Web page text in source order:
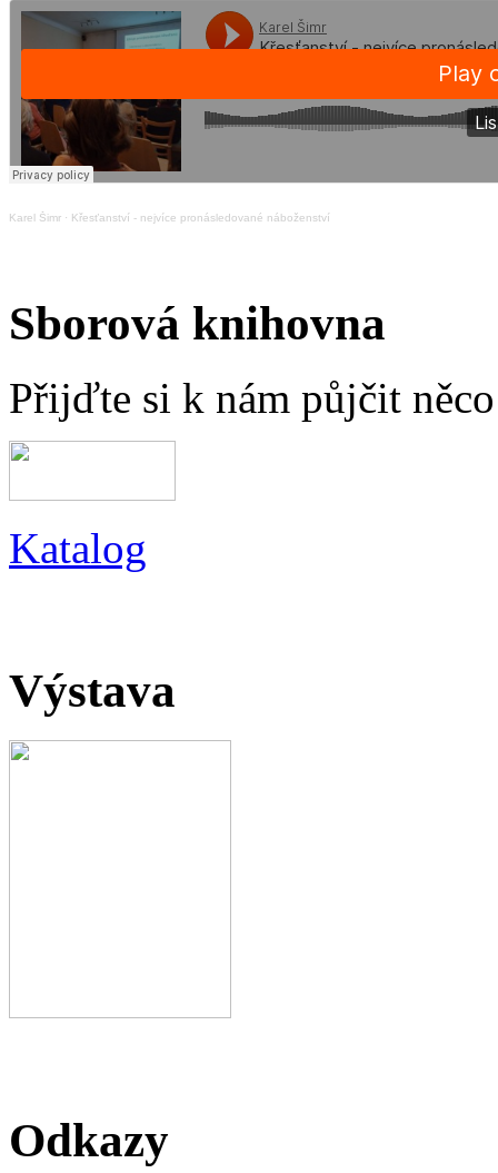
Karel Šimr · Křesťanství - nejvíce pronásledované náboženství
Sborová knihovna
Přijďte si k nám půjčit
Katalog
Výstava
Odkazy